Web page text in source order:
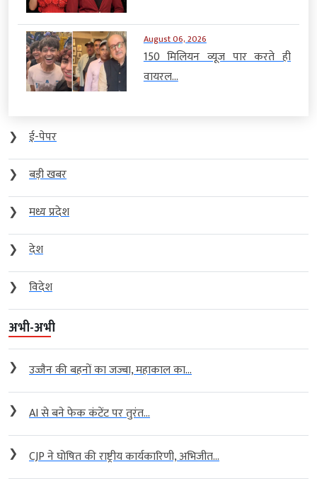
August 06, 2026
150 मिलियन व्यूज पार करते ही
वायरल...
❯
ई-पेपर
❯
बड़ी खबर
❯
मध्य प्रदेश
❯
देश
❯
विदेश
अभी-अभी
❯ उज्जैन की बहनों का जज्बा, महाकाल का...
❯ AI से बने फेक कंटेंट पर तुरंत...
❯ CJP ने घोषित की राष्ट्रीय कार्यकारिणी, अभिजीत...